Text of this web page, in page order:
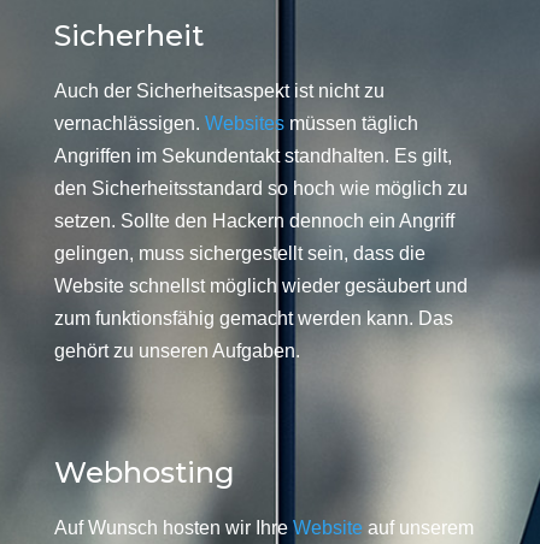
Sicherheit
Auch der Sicherheitsaspekt ist nicht zu
vernachlässigen. Websitesmüssen täglich
Angriffen im Sekundentakt standhalten. Es gilt,
den Sicherheitsstandard so hoch wie möglich zu
setzen. Sollte den Hackern dennoch ein Angriff
gelingen, muss sichergestellt sein, dass die
Website schnellst möglich wieder gesäubert und
zum funktionsfähig gemacht werden kann. Das
gehört zu unseren Aufgaben.
Webhosting
Auf Wunsch hosten wir Ihre Website auf unserem